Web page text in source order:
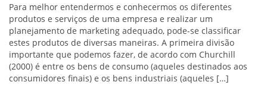
Para melhor entendermos e conhecermos os diferentes
produtos e serviços de uma empresa e realizar um
planejamento de marketing adequado, pode-se classificar
estes produtos de diversas maneiras. A primeira divisão
importante que podemos fazer, de acordo com Churchill
(2000) é entre os bens de consumo (aqueles destinados aos
consumidores finais) e os bens industriais (aqueles […]